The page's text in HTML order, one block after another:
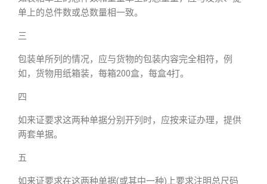
单上的总件数或总数量相一致。
三
包装单所列的情况，应与货物的包装内容完全相符，例
如，货物用纸箱装，每箱200盒，每盒4打。
四
如来证要求这两种单据分别开列时，应按来证办理，提供
两套单据。
五
如来证要求在这两种单据(或其中一种)上要求注明总尺码